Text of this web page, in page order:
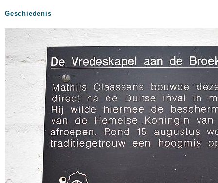
Geschiedenis